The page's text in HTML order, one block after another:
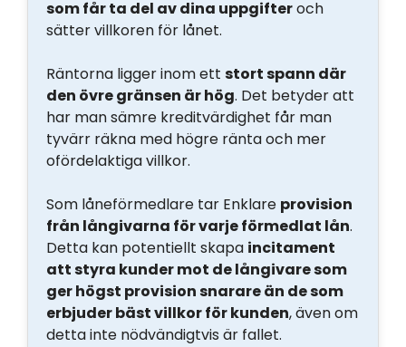
som får ta del av dina uppgifteroch
sätter villkoren för lånet.
Räntorna ligger inom ett stort spann där
den övre gränsen är hög. Det betyder att
har man sämre kreditvärdighet får man
tyvärr räkna med högre ränta och mer
ofördelaktiga villkor.
Som låneförmedlare tar Enklare provision
från långivarna för varje förmedlat lån.
Detta kan potentiellt skapa incitament
att styra kunder mot de långivare som
ger högst provision snarare än de som
erbjuder bäst villkor för kunden, även om
detta inte nödvändigtvis är fallet.